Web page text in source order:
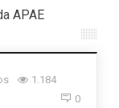
APAE
1.184
0